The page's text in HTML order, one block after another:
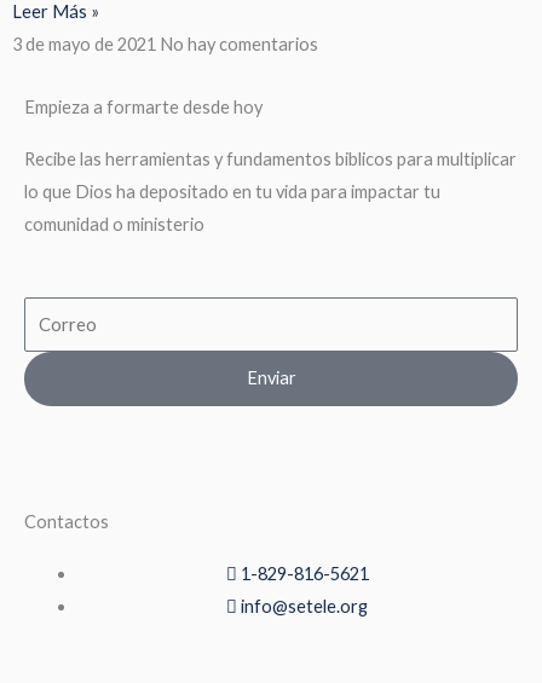
Leer Más »
3 de mayo de 2021 No hay comentarios
Empieza a formarte desde hoy
Recibe las herramientas y fundamentos biblicos para multiplicar
lo que Dios ha depositado en tu vida para impactar tu
comunidad o ministerio
Enviar
Contactos
1-829-816-5621
info@setele.org